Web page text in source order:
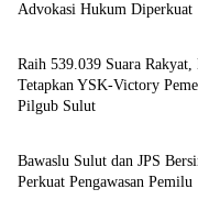
Advokasi Hukum Diperkuat
Berita Utama
Raih 539.039 Suara Rakyat,
Tetapkan YSK-Victory
Pilgub Sulut
Peristiwa
Bawaslu Sulut dan JPS
Perkuat Pengawasan Pemilu